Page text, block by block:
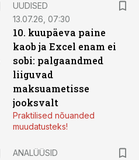
UUDISED
13.07.26, 07:30
10. kuupäeva paine
kaob ja Excel enam ei
sobi: palgaandmed
liiguvad
maksuametisse
jooksvalt
Praktilised nõuanded
muudatusteks!
ANALÜÜSID